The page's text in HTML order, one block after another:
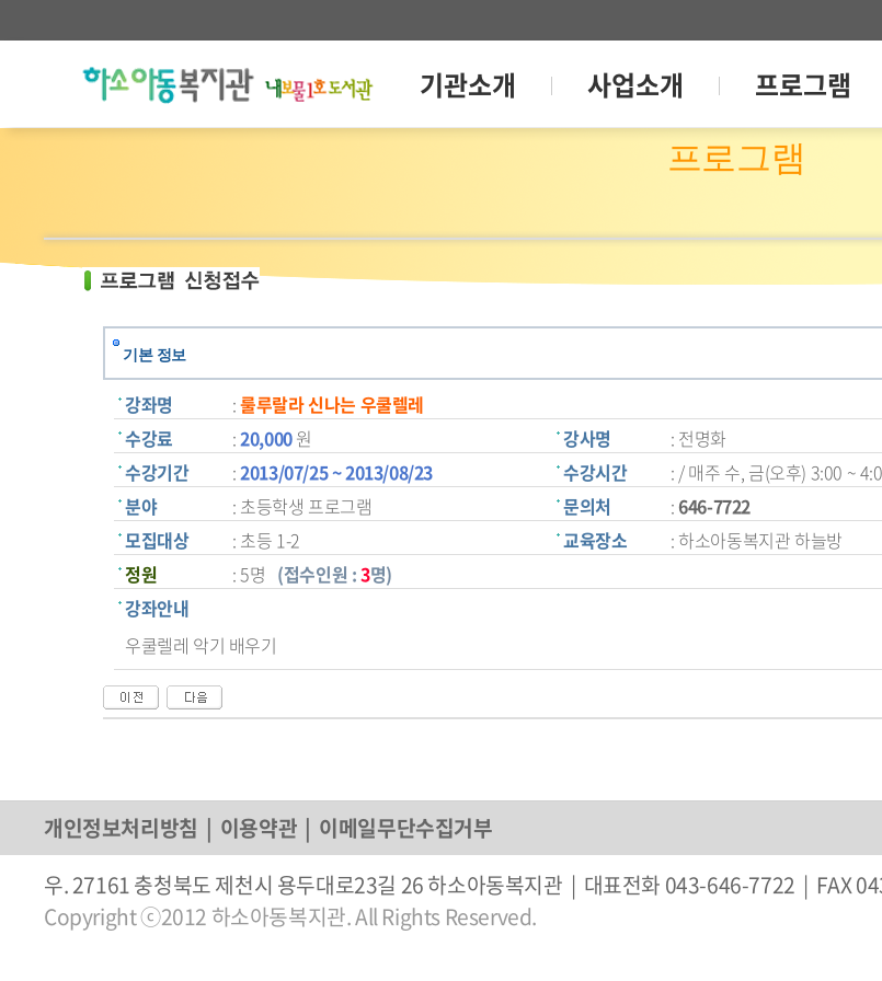
기관소개 사업소개 프로그램
프로그램
기본 정보
강좌명 :룰루랄라 신나는 우쿨렐레
수강료
:20,000원
수강기간
:2013/07/25 ~ 2013/08/23
분야
: 초등학생 프로그램
모집대상
: 초등 1-2
강사명
: 전명화
수강시간
: / 매주 수, 금(오후) 3:00 ~
문의처
:646-7722
교육장소
: 하소아동복지관 하늘방
정원
: 5명 (접수인원 :3명)
강좌안내
우쿨렐레 악기 배우기
개인정보처리방침 | 이용약관 | 이메일무단수집거부
우. 27161 충청북도 제천시 용두대로23길 26 하소아동복지관 | 대표전화 043-646-7722 |
Copyright ⓒ2012 하소아동복지관. All Rights Reserved.